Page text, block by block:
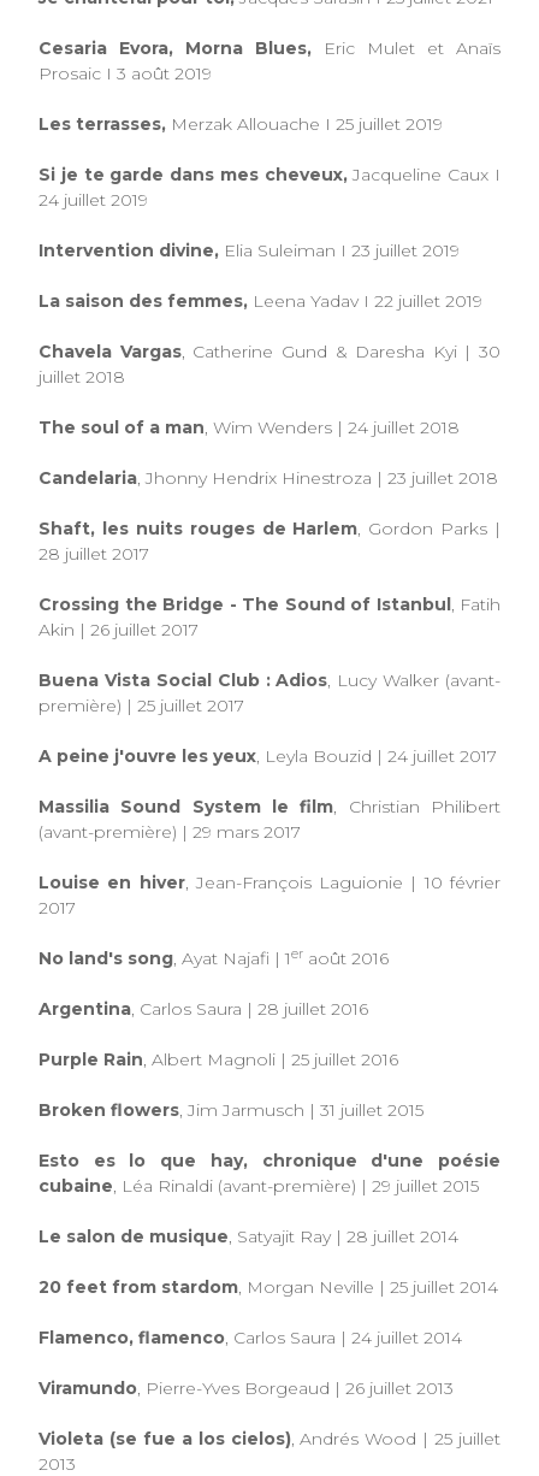
Cesaria Evora, Morna Blues,
Eric Mulet et Anaïs
Prosaic I 3 août 2019
Les terrasses, Merzak Allouache I 25 juillet 2019
Si je te garde dans mes cheveux,Jacqueline Caux I
24 juillet 2019
Intervention divine, Elia Suleiman I 23 juillet 2019
La saison des femmes, Leena Yadav I 22 juillet 2019
Chavela Vargas, Catherine Gund & Daresha Kyi | 30
juillet 2018
The soul of a man, Wim Wenders | 24 juillet 2018
Candelaria, Jhonny Hendrix Hinestroza | 23 juillet 2018
Shaft, les nuits rouges de Harlem, Gordon Parks |
28 juillet 2017
Crossing the Bridge - The Sound of Istanbul, Fatih
Akin | 26 juillet 2017
Buena Vista Social Club : Adios, Lucy Walker (avant-
première) | 25 juillet 2017
A peine j'ouvre les yeux, Leyla Bouzid | 24 juillet 2017
Massilia Sound System le film, Christian Philibert
(avant-première) | 29 mars 2017
Louise en hiver, Jean-François Laguionie | 10 février
2017
No land's song, Ayat Najafi | 1er août 2016
Argentina, Carlos Saura | 28 juillet 2016
Purple Rain, Albert Magnoli | 25 juillet 2016
Broken flowers, Jim Jarmusch | 31 juillet 2015
Esto es lo que hay, chronique d'une poésie
cubaine, Léa Rinaldi (avant-première) | 29 juillet 2015
Le salon de musique, Satyajit Ray | 28 juillet 2014
20 feet from stardom, Morgan Neville | 25 juillet 2014
Flamenco, flamenco, Carlos Saura | 24 juillet 2014
Viramundo, Pierre-Yves Borgeaud | 26 juillet 2013
Violeta (se fue a los cielos), Andrés Wood | 25 juillet
2013